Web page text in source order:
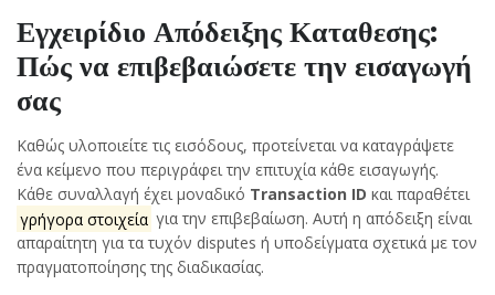
Εγχειρίδιο Απόδειξης Καταθεσης:
Πώς να επιβεβαιώσετε την εισαγωγή
σας
Καθώς υλοποιείτε τις εισόδους, προτείνεται να καταγράψετε
ένα κείμενο που περιγράφει την επιτυχία κάθε εισαγωγής.
Κάθε συναλλαγή έχει μοναδικό Transaction ID και παραθέτει
γρήγορα στοιχεία για την επιβεβαίωση. Αυτή η απόδειξη είναι
απαραίτητη για τα τυχόν disputes ή υποδείγματα σχετικά με τον
πραγματοποίησης της διαδικασίας.